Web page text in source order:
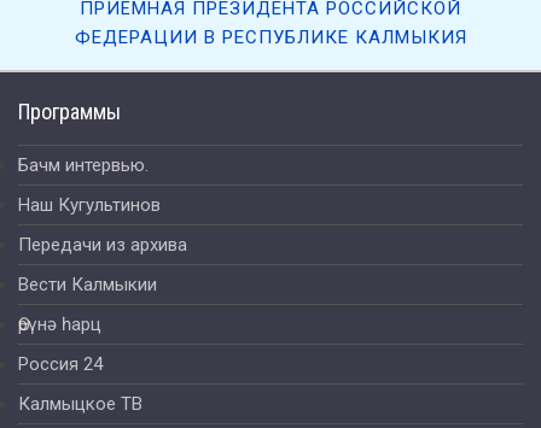
Программы
Бачм интервью.
Наш Кугультинов
Передачи из архива
Вести Калмыкии
Өрүнә һарц
Россия 24
Калмыцкое ТВ
ПРИЁМНАЯ ПРЕЗИДЕНТА РОССИЙСКОЙ
ФЕДЕРАЦИИ В РЕСПУБЛИКЕ КАЛМЫКИЯ